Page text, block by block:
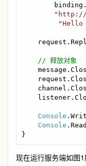
"http://
// 释放对象
Console
Console
}
现在运行服务端如图